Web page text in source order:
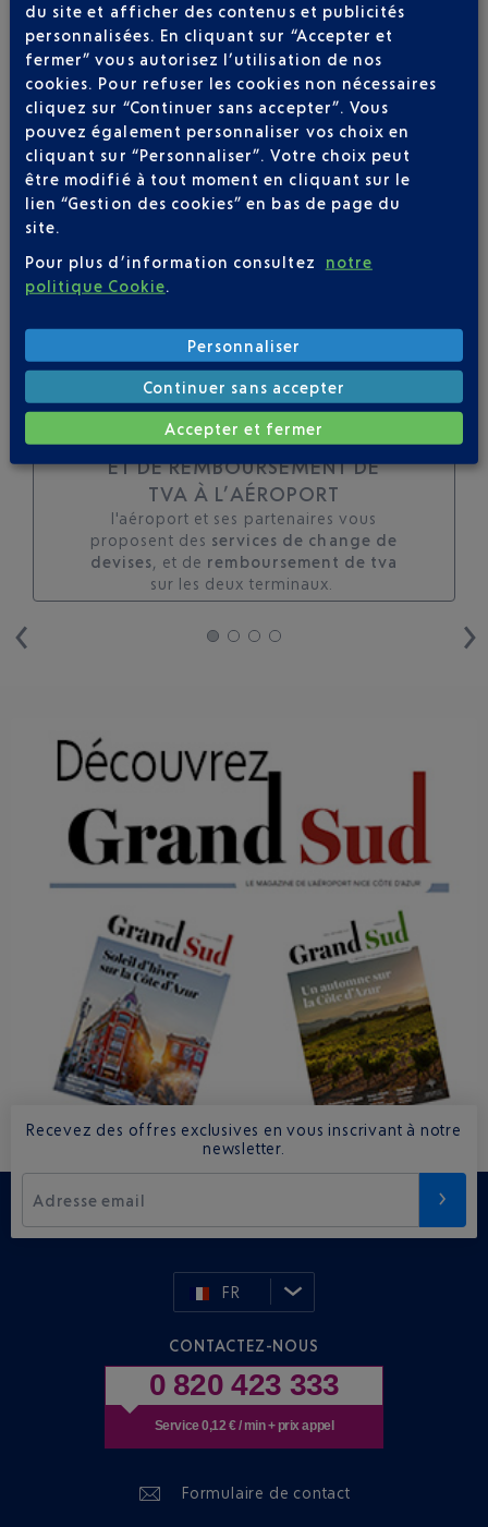
Soyez notifié(e) de
toutes les évolutions
pour ce vol
TOUS LES SERVICES DE CHANGE
ET DE REMBOURSEMENT DE
TVA À L’AÉROPORT
l'aéroport et ses partenaires vous
proposent des services de change de
devises , et de remboursement de tva
sur les deux terminaux. ​
Recevez des offres exclusives en vous inscrivant à notre
newsletter.
Adresse email
FR
CONTACTEZ-NOUS
0 820 423 333
Service 0,12 € / min + prix appel
Formulaire de contact
du site et afficher des contenus et publicités
personnalisées. En cliquant sur “Accepter et
fermer” vous autorisez l’utilisation de nos
cookies. Pour refuser les cookies non nécessaires
cliquez sur “Continuer sans accepter”. Vous
pouvez également personnaliser vos choix en
cliquant sur “Personnaliser”. Votre choix peut
être modifié à tout moment en cliquant sur le
lien “Gestion des cookies” en bas de page du
site.
Pour plus d’information consultez
notre
politique Cookie.
Personnaliser
Continuer sans accepter
Accepter et fermer